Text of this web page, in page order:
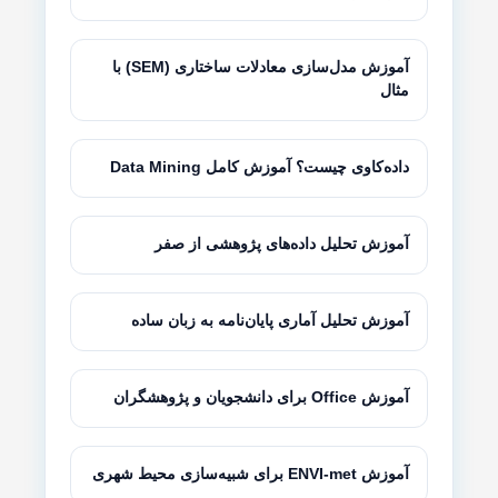
آموزش مدل‌سازی معادلات ساختاری (SEM) با
مثال
داده‌کاوی چیست؟ آموزش کامل Data Mining
آموزش تحلیل داده‌های پژوهشی از صفر
آموزش تحلیل آماری پایان‌نامه به زبان ساده
آموزش Office برای دانشجویان و پژوهشگران
آموزش ENVI-met برای شبیه‌سازی محیط شهری